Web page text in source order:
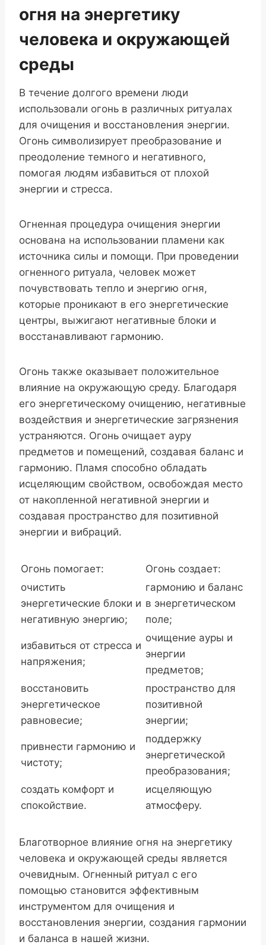
огня на энергетику
человека и окружающей
среды
В течение долгого времени люди
использовали огонь в различных ритуалах
для очищения и восстановления энергии.
Огонь символизирует преобразование и
преодоление темного и негативного,
помогая людям избавиться от плохой
энергии и стресса.
Огненная процедура очищения энергии
основана на использовании пламени как
источника силы и помощи. При проведении
огненного ритуала, человек может
почувствовать тепло и энергию огня,
которые проникают в его энергетические
центры, выжигают негативные блоки и
восстанавливают гармонию.
Огонь также оказывает положительное
влияние на окружающую среду. Благодаря
его энергетическому очищению, негативные
воздействия и энергетические загрязнения
устраняются. Огонь очищает ауру
предметов и помещений, создавая баланс и
гармонию. Пламя способно обладать
исцеляющим свойством, освобождая место
от накопленной негативной энергии и
создавая пространство для позитивной
энергии и вибраций.
Огонь помогает:
Огонь создает:
очистить
энергетические блоки и
негативную энергию;
гармонию и баланс
в энергетическом
поле;
избавиться от стресса и
напряжения;
очищение ауры и
энергии
предметов;
восстановить
энергетическое
равновесие;
пространство для
позитивной
энергии;
привнести гармонию и
чистоту;
поддержку
энергетической
преобразования;
создать комфорт и
спокойствие.
исцеляющую
атмосферу.
Благотворное влияние огня на энергетику
человека и окружающей среды является
очевидным. Огненный ритуал с его
помощью становится эффективным
инструментом для очищения и
восстановления энергии, создания гармонии
и баланса в нашей жизни.